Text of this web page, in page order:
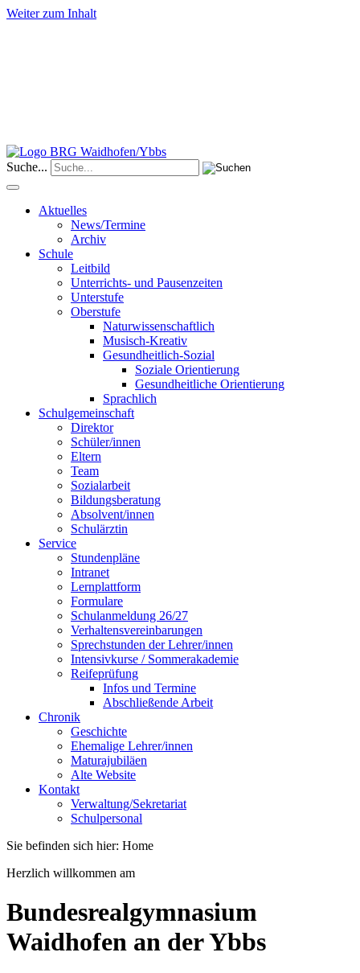
Weiter zum Inhalt
Suche...
Aktuelles
News/Termine
Archiv
Schule
Leitbild
Unterrichts- und Pausenzeiten
Unterstufe
Oberstufe
Naturwissenschaftlich
Musisch-Kreativ
Gesundheitlich-Sozial
Soziale Orientierung
Gesundheitliche Orientierung
Sprachlich
Schulgemeinschaft
Direktor
Schüler/innen
Eltern
Team
Sozialarbeit
Bildungsberatung
Absolvent/innen
Schulärztin
Service
Stundenpläne
Intranet
Lernplattform
Formulare
Schulanmeldung 26/27
Verhaltensvereinbarungen
Sprechstunden der Lehrer/innen
Intensivkurse / Sommerakademie
Reifeprüfung
Infos und Termine
Abschließende Arbeit
Chronik
Geschichte
Ehemalige Lehrer/innen
Maturajubiläen
Alte Website
Kontakt
Verwaltung/Sekretariat
Schulpersonal
Sie befinden sich hier: Home
Herzlich willkommen am
Bundesrealgymnasium
Waidhofen an der Ybbs